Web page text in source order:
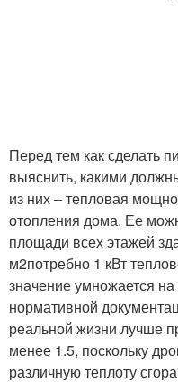
Перед тем как сделать
выяснить, какими
из них – тепловая
отопления дома. Ее
площади всех этажей
м2потребно 1 кВт
значение умножается
нормативной
реальной жизни лучше
менее 1.5, поскольку
различную теплоту